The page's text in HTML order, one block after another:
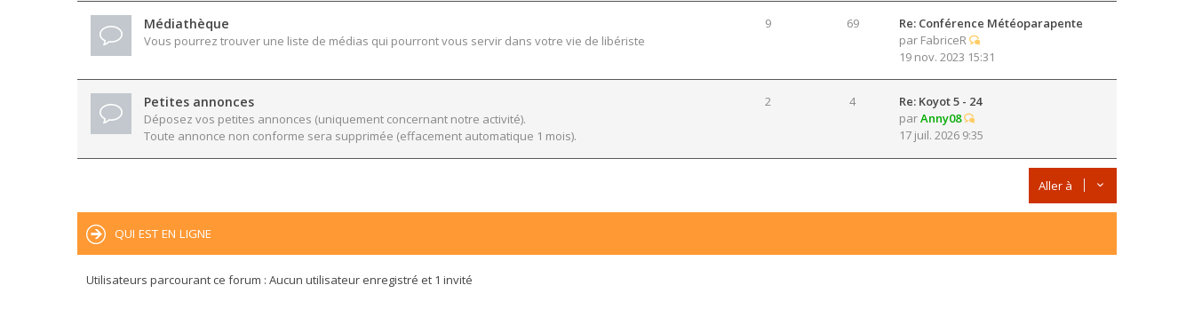
Médiathèque
Vous pourrez trouver une liste de médias qui pourront vous servir dans votre vie de libériste
9 69
Re: Conférence Météoparapente
par FabriceR
19 nov. 2023 15:31
Petites annonces
Déposez vos petites annonces (uniquement concernant notre activité).
Toute annonce non conforme sera supprimée (effacement automatique 1 mois).
2 4
Re: Koyot 5 - 24
parAnny08
17 juil. 2026 9:35
Aller à
QUI EST EN LIGNE
Utilisateurs parcourant ce forum : Aucun utilisateur enregistré et 1 invité